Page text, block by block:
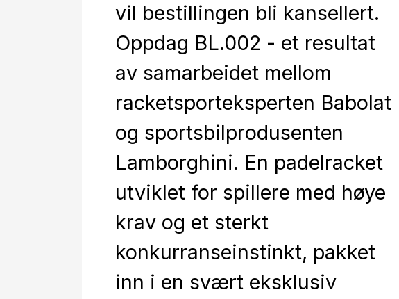
vil bestillingen bli kansellert.
Oppdag BL.002 - et resultat
av samarbeidet mellom
racketsporteksperten Babolat
og sportsbilprodusenten
Lamborghini. En padelracket
utviklet for spillere med høye
krav og et sterkt
konkurranseinstinkt, pakket
inn i en svært eksklusiv